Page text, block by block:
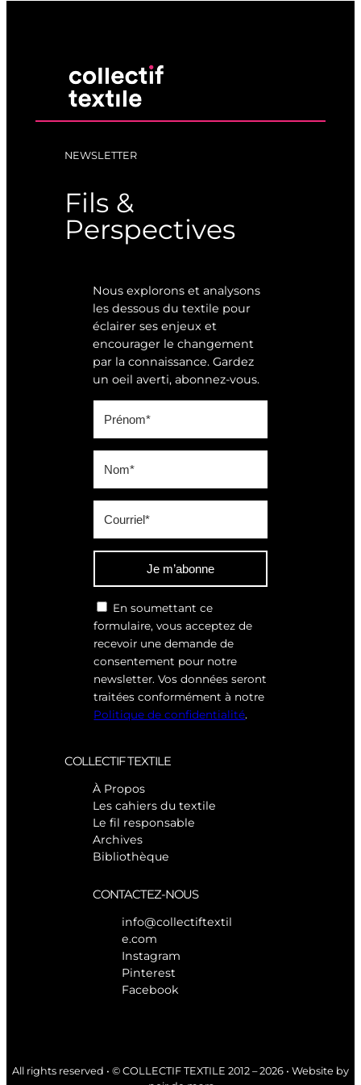
NEWSLETTER
Fils &
Perspectives
Nous explorons et analysons
les dessous du textile pour
éclairer ses enjeux et
encourager le changement
par la connaissance. Gardez
un oeil averti, abonnez-vous.
Je m’abonne
En soumettant ce
formulaire, vous acceptez de
recevoir une demande de
consentement pour notre
newsletter. Vos données seront
traitées conformément à notre
Politique de confidentialité.
COLLECTIF TEXTILE
À Propos
Les cahiers du textile
Le fil responsable
Archives
Bibliothèque
CONTACTEZ-NOUS
info@collectiftextil
e.com
Instagram
Pinterest
Facebook
All rights reserved • © COLLECTIF TEXTILE 2012 – 2026 • Website by